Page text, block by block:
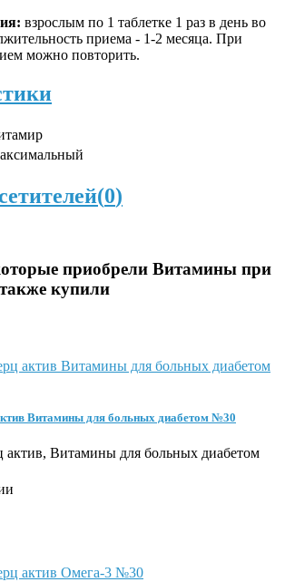
взрослым по 1 таблетке 1 раз в день во
приема - 1-2 месяца. При
можно повторить.
0)
приобрели Витамины при
купили
Витамины для больных диабетом №30
актив, Витамины для больных диабетом